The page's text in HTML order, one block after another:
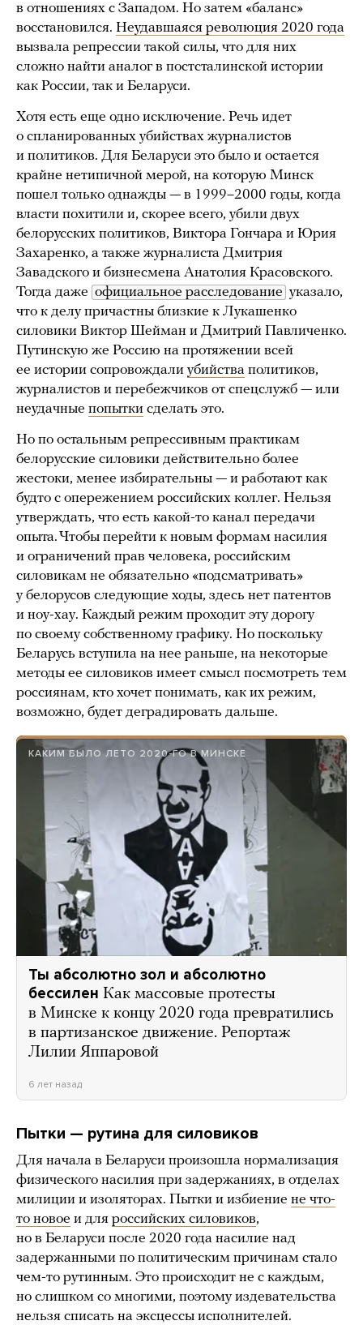
в отношениях с Западом. Но затем «баланс»
восстановился. Неудавшаяся революция 2020 года
вызвала репрессии такой силы, что для них
сложно найти аналог в постсталинской истории
как России, так и Беларуси.
Хотя есть еще одно исключение. Речь идет
о спланированных убийствах журналистов
и политиков. Для Беларуси это было и остается
крайне нетипичной мерой, на которую Минск
пошел только однажды — в 1999–2000 годы, когда
власти похитили и, скорее всего, убили двух
белорусских политиков, Виктора Гончара и Юрия
Захаренко, а также журналиста Дмитрия
Завадского и бизнесмена Анатолия Красовского.
Тогда даже официальное расследование указало,
что к делу причастны близкие к Лукашенко
силовики Виктор Шейман и Дмитрий Павличенко.
Путинскую же Россию на протяжении всей
ее истории сопровождали убийства политиков,
журналистов и перебежчиков от спецслужб — или
неудачные попытки сделать это.
Но по остальным репрессивным практикам
белорусские силовики действительно более
жестоки, менее избирательны — и работают как
будто с опережением российских коллег. Нельзя
утверждать, что есть какой-то канал передачи
опыта. Чтобы перейти к новым формам насилия
и ограничений прав человека, российским
силовикам не обязательно «подсматривать»
у белорусов следующие ходы, здесь нет патентов
и ноу-хау. Каждый режим проходит эту дорогу
по своему собственному графику. Но поскольку
Беларусь вступила на нее раньше, на некоторые
методы ее силовиков имеет смысл посмотреть тем
россиянам, кто хочет понимать, как их режим,
возможно, будет деградировать дальше.
КАКИМ БЫЛО ЛЕТО 2020-ГО В МИНСКЕ
Ты абсолютно зол и абсолютно
бессилен Как массовые протесты
в Минске к концу 2020 года превратились
в партизанское движение. Репортаж
Лилии Яппаровой
6 лет назад
Пытки — рутина для силовиков
Для начала в Беларуси произошла нормализация
физического насилия при задержаниях, в отделах
милиции и изоляторах. Пытки и избиение не что-
то новое и для российских силовиков,
но в Беларуси после 2020 года насилие над
задержанными по политическим причинам стало
чем-то рутинным. Это происходит не с каждым,
но слишком со многими, поэтому издевательства
нельзя списать на эксцессы исполнителей.